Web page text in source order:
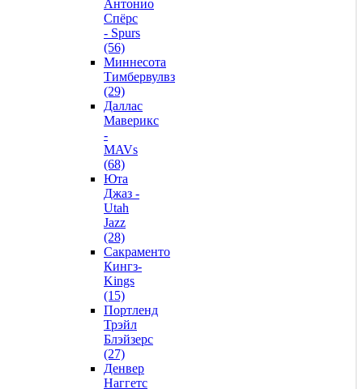
Антонио
Спёрс
- Spurs
(56)
Миннесота
Тимбервулвз
(29)
Даллас
Маверикс
-
MAVs
(68)
Юта
Джаз -
Utah
Jazz
(28)
Сакраменто
Кингз-
Kings
(15)
Портленд
Трэйл
Блэйзерс
(27)
Денвер
Наггетс